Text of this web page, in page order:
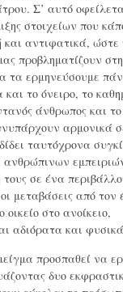
Σ’ αυτό
στοιχείων που
και αντιφατικά,
προβληματίζουν
τα ερμηνεύσουμε
το όνειρο, το
άνθρωπος και
αρμονικά
ταυτόχρονα
τους σε ένα
μεταβάσεις από
στο ανοίκειο,
αδιόρατα και
προσπαθεί να
δυο